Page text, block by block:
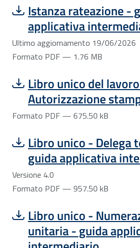
Scarica file:
Istanza rateazione -
applicativa
Formato PDF —
Ultimo aggiornamento 19/06/2026
Formato PDF — 1.76 MB
Scarica file:
Libro unico del
Autorizzazione
Formato PDF —
Formato PDF — 675.50 kB
Scarica file:
Libro unico - Delega
guida applicativa
Formato PDF —
Versione 4.0
Formato PDF — 957.50 kB
Scarica file:
Libro unico -
unitaria - guida
Formato PDF —